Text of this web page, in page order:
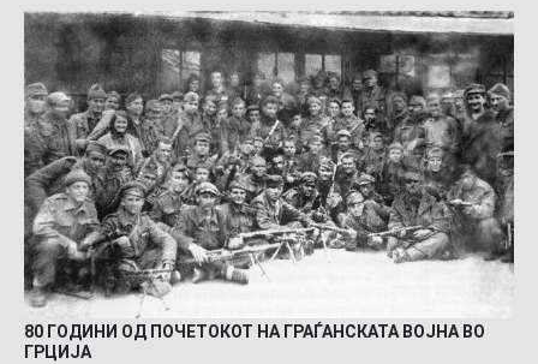
80 ГОДИНИ ОД ПОЧЕТОКОТ НА ГРАЃАНСКАТА ВОЈНА ВО
ГРЦИЈА